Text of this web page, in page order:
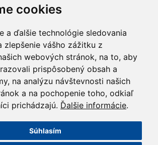
cookies
a ďalšie technológie sledovania
zlepšenie vášho zážitku z
webových stránok, na to, aby
prispôsobený obsah a
na analýzu návštevnosti našich
a na pochopenie toho, odkiaľ
prichádzajú. Ďalšie informácie.
Súhlasím
a. s.